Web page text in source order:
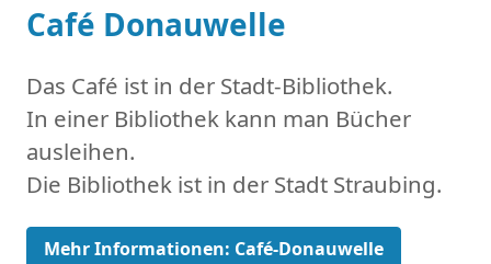
Café Donauwelle
Das Café ist in der Stadt-Bibliothek.
In einer Bibliothek kann man Bücher
ausleihen.
Die Bibliothek ist in der Stadt Straubing.
Mehr Informationen: Café-Donauwelle